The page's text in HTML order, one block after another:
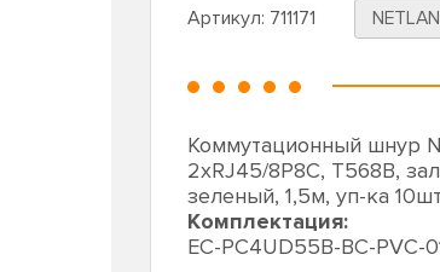
Артикул: 711171 NETLAN
Коммутационный шнур
2хRJ45/8P8C, T568B,
зеленый, 1,5м, уп-ка
Комплектация:
EC-PC4UD55B-BC-PVC-